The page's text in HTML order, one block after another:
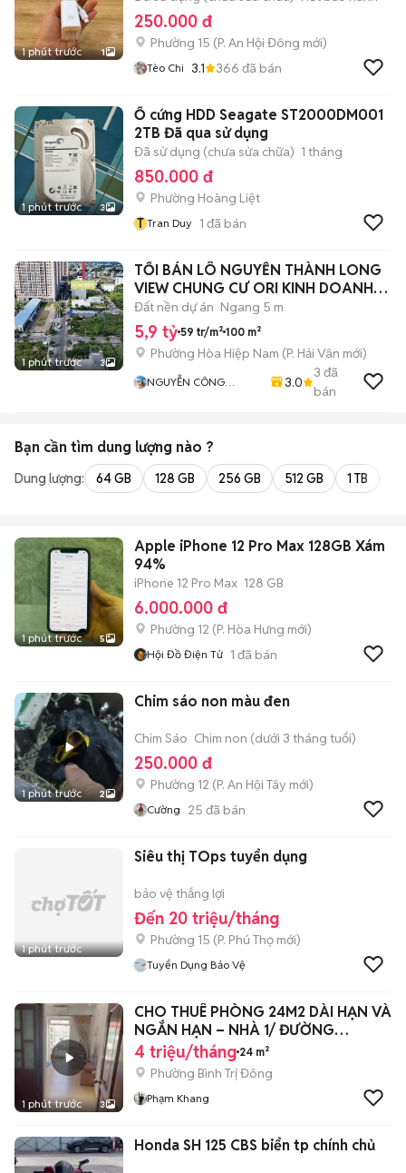
1 phút trước 1
250.000 đ
Phường 15 (P. An Hội Đông mới)
Tèo Chi 3.1 366 đã bán
1 phút trước 3
Ổ cứng HDD Seagate ST2000DM001
2TB Đã qua sử dụng
Đã sử dụng (chưa sửa chữa) 1 tháng
850.000 đ
Phường Hoàng Liệt
T Tran Duy 1 đã bán
1 phút trước 3
TỐI BÁN LÔ NGUYỄN THÀNH LONG
VIEW CHUNG CƯ ORI KINH DOANH
OK
Đất nền dự án Ngang 5 m
5,9 tỷ 59 tr/m² 100 m²
Phường Hòa Hiệp Nam (P. Hải Vân mới)
NGUYỄN CÔNG
3.0
3 đã
bán
Bạn cần tìm dung lượng nào ?
Dung lượng: 64 GB 128 GB 256 GB 512 GB 1 TB
1 phút trước 5
Apple iPhone 12 Pro Max 128GB Xám
94%
iPhone 12 Pro Max 128 GB
6.000.000 đ
Phường 12 (P. Hòa Hưng mới)
Hội Đồ Điện Tử 1 đã bán
1 phút trước 2
Chim sáo non màu đen
Chim Sáo Chim non (dưới 3 tháng tuổi)
250.000 đ
Phường 12 (P. An Hội Tây mới)
Cường 25 đã bán
1 phút trước
Siêu thị TOps tuyển dụng
bảo vệ thắng lợi
Đến 20 triệu/tháng
Phường 15 (P. Phú Thọ mới)
Tuyển Dụng Bảo Vệ
1 phút trước 3
CHO THUÊ PHÒNG 24M2 DÀI HẠN VÀ
NGẮN HẠN – NHÀ 1/ ĐƯỜNG
HƯƠNG LỘ 2
4 triệu/tháng 24 m²
Phường Bình Trị Đông
Phạm Khang
Honda SH 125 CBS biển tp chính chủ